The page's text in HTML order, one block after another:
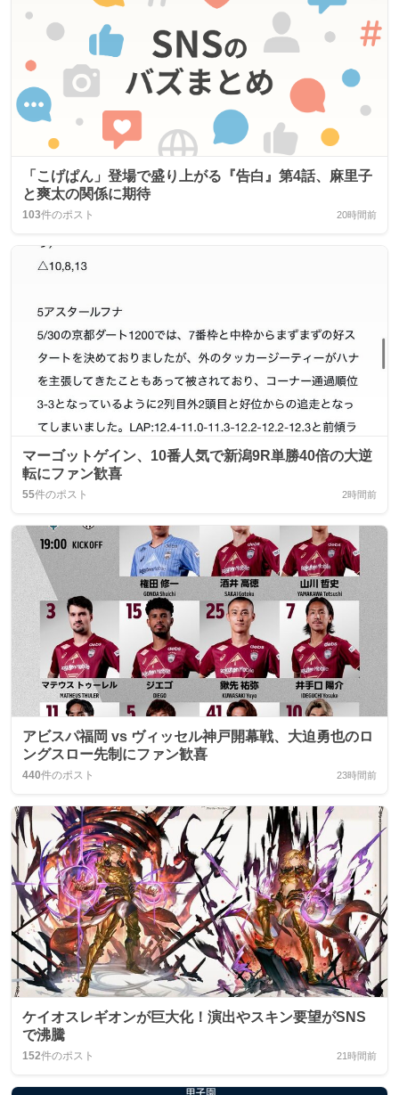
「こげぱん」登場で盛り上がる『告白』第4話、麻里子
と爽太の関係に期待
103件のポスト 20時間前
マーゴットゲイン、10番人気で新潟9R単勝40倍の大逆
転にファン歓喜
55件のポスト 2時間前
アビスパ福岡 vs ヴィッセル神戸開幕戦、大迫勇也のロ
ングスロー先制にファン歓喜
440件のポスト 23時間前
ケイオスレギオンが巨大化！演出やスキン要望がSNS
で沸騰
152件のポスト 21時間前